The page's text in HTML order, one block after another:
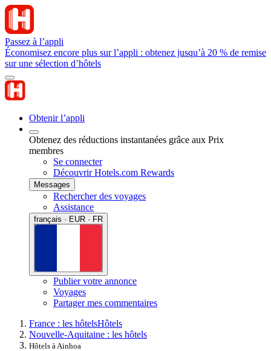
Passez à l’appli
Économisez encore plus sur l’appli : obtenez jusqu’à 20 % de remise
sur une sélection d’hôtels
Obtenir l’appli
Obtenez des réductions instantanées grâce aux Prix
membres
Se connecter
Découvrir Hotels.com Rewards
Messages
Rechercher des voyages
Assistance
français · EUR · FR
Publier votre annonce
Voyages
Partager mes commentaires
France : les hôtelsHôtels
Nouvelle-Aquitaine : les hôtels
Hôtels à Ainhoa